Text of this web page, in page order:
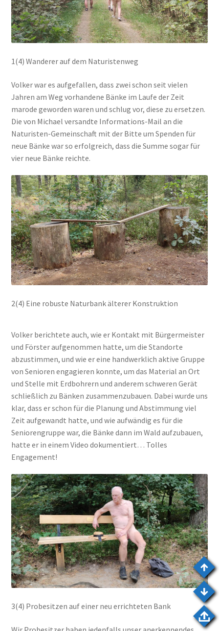
1(4) Wanderer auf dem Naturistenweg
Volker war es aufgefallen, dass zwei schon seit vielen
Jahren am Weg vorhandene Bänke im Laufe der Zeit
marode geworden waren und schlug vor, diese zu ersetzen.
Die von Michael versandte Informations-Mail an die
Naturisten-Gemeinschaft mit der Bitte um Spenden für
neue Bänke war so erfolgreich, dass die Summe sogar für
vier neue Bänke reichte.
2(4) Eine robuste Naturbank älterer Konstruktion
Volker berichtete auch, wie er Kontakt mit Bürgermeister
und Förster aufgenommen hatte, um die Standorte
abzustimmen, und wie er eine handwerklich aktive Gruppe
von Senioren engagieren konnte, um das Material an Ort
und Stelle mit Erdbohrern und anderem schweren Gerät
schließlich zu Bänken zusammenzubauen. Dabei wurde uns
klar, dass er schon für die Planung und Abstimmung viel
Zeit aufgewandt hatte, und wie aufwändig es für die
Seniorengruppe war, die Bänke dann im Wald aufzubauen,
hatte er in einem Video dokumentiert… Tolles
Engagement!
3(4) Probesitzen auf einer neu errichteten Bank